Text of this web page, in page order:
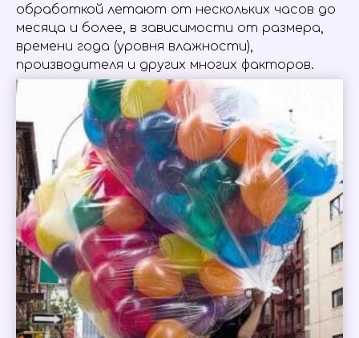
обработкой летают от нескольких часов до
месяца и более, в зависимости от размера,
времени года (уровня влажности),
производителя и других многих факторов.